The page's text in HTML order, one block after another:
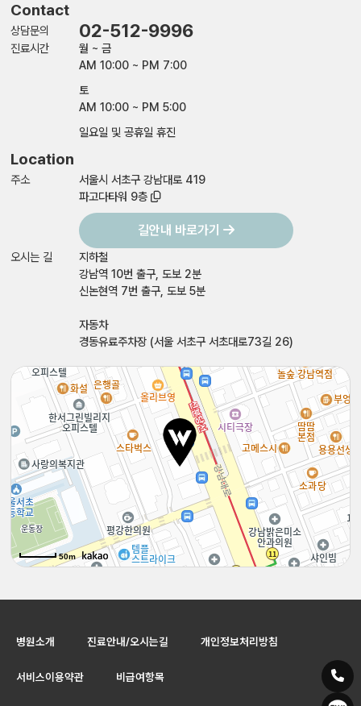
Contact
상담문의 02-512-9996
진료시간
월 ~ 금
AM 10:00 ~ PM 7:00
토
AM 10:00 ~ PM 5:00
일요일 및 공휴일 휴진
Location
주소
서울시 서초구 강남대로 419
파고다타워 9층
길안내 바로가기
오시는 길
지하철
강남역 10번 출구, 도보 2분
신논현역 7번 출구, 도보 5분
자동차
경동유료주차장 (서울 서초구 서초대로73길 26)
50m
50m
병원소개 진료안내/오시는길 개인정보처리방침
서비스이용약관 비급여항목